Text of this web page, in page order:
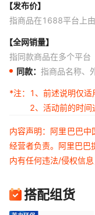
【发布价】
指商品在1688平台上
【全网销量】
指同款商品在多个平台
同款： 指商品名称、
*注：
1、前述说明仅适
2、活动前的时间
内容声明：阿里巴巴
经营者负责。阿里巴巴
内有任何违法/侵权信
搭配组货